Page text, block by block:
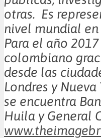
otras. Es
nivel mundial
Para el año
colombiano
desde las
Londres y
se encuentra
Huila y General